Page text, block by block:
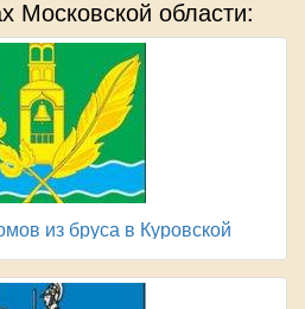
Московской области:
из бруса в Куровской